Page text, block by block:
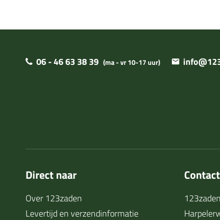
06 - 46 63 38 39 (ma - vr 10-17 uur)
Direct naar
Over 123zaden
Levertijd en verzendinformatie